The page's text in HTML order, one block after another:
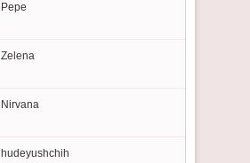
Pepe
Zelena
Nirvana
hudeyushchih